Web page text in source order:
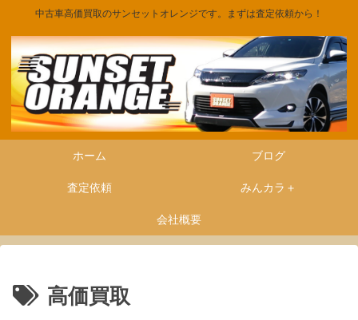
中古車高価買取のサンセットオレンジです。まずは査定依頼から！
ホーム ブログ
査定依頼 みんカラ＋
会社概要
高価買取